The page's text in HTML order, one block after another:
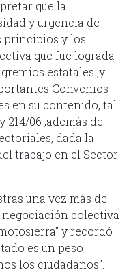
que la
y urgencia de
principios y los
que fue lograda
estatales ,y
Convenios
en su contenido, tal
214/06 ,además de
dada la
trabajo en el Sector
una vez más de
colectiva
y recordó
es un peso
los ciudadanos”.